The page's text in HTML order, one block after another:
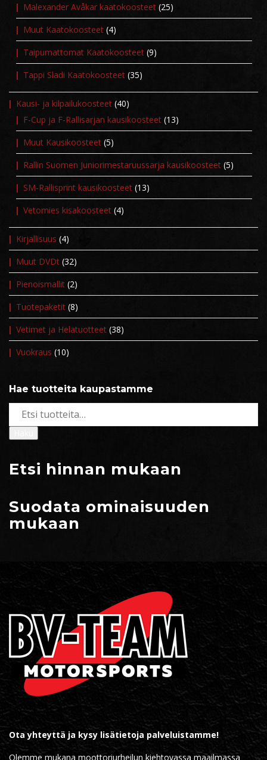
Malexander Avåkar kaatokoosteet (25)
Muut Kaatokoosteet (4)
Taipumattomat Kaatokoosteet (9)
Tappi Sladi Kaatokoosteet (35)
Kausi- ja kilpailukoosteet (40)
F-Cup ja F-Rallisarjan kausikoosteet (13)
Muut Kausikoosteet (5)
Rallin Suomen Juniorimestaruussarja kausikoosteet (5)
SM-Rallisprint kausikoosteet (13)
Vetomies kisakoosteet (4)
Kirjallisuus (4)
Muut DVDt (32)
Pienoismallit (2)
Tuotepaketit (8)
Vetimet ja Helatuotteet (38)
Vuokraus (10)
Hae tuotteita kaupastamme
Etsi hinnan mukaan
Suodata ominaisuuden
mukaan
Ota yhteyttä ja kysy lisätietoja palveluistamme!
Olemme mukana moottoriurheilun kiehtovassa maailmassa